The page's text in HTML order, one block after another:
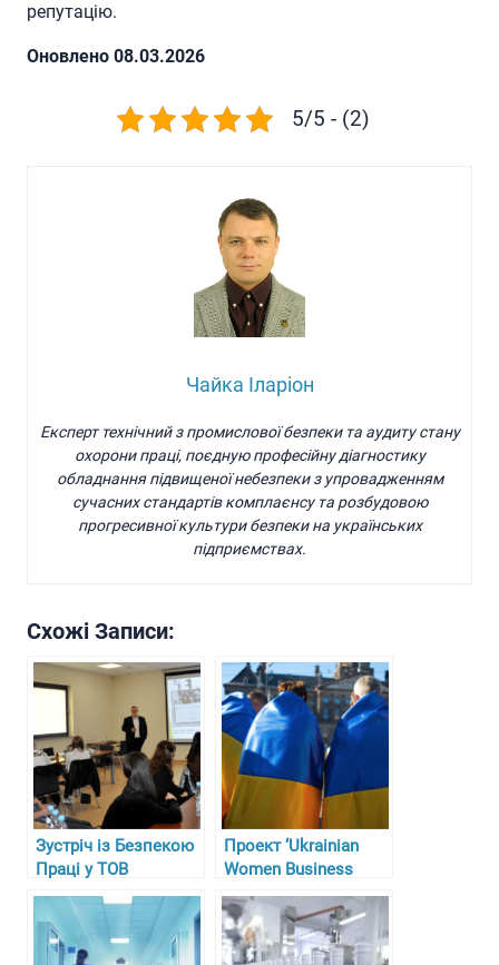
репутацію.
Oновлено 08.03.2026
5/5 - (2)
Чайка Іларіон
Експерт технічний з промислової безпеки та аудиту стану
охорони праці, поєдную професійну діагностику
обладнання підвищеної небезпеки з упровадженням
сучасних стандартів комплаєнсу та розбудовою
прогресивної культури безпеки на українських
підприємствах.
Схожі Записи:
Зустріч із Безпекою
Праці у ТОВ
“Гарасимів Агро”
Проект ‘Ukrainian
Women Business
Circle’ у Німеччині